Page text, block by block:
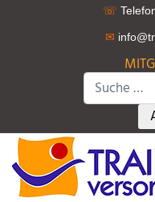
☏
✉
Suchen